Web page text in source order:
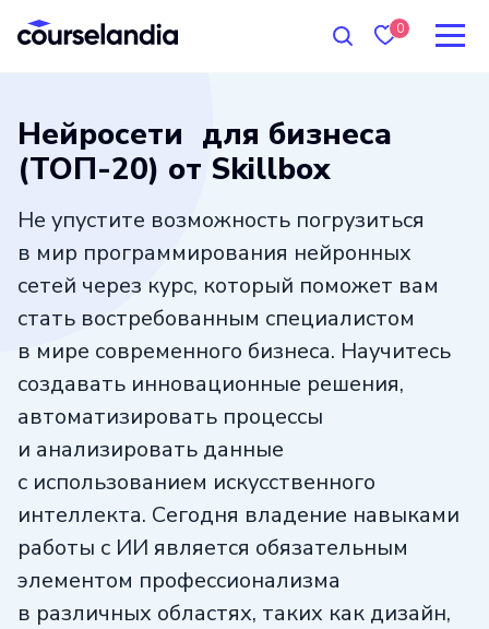
0
Нейросети для бизнеса
(ТОП-20) от Skillbox
Не упустите возможность погрузиться
в мир программирования нейронных
сетей через курс, который поможет вам
стать востребованным специалистом
в мире современного бизнеса. Научитесь
создавать инновационные решения,
автоматизировать процессы
и анализировать данные
с использованием искусственного
интеллекта. Сегодня владение навыками
работы с ИИ является обязательным
элементом профессионализма
в различных областях, таких как дизайн,